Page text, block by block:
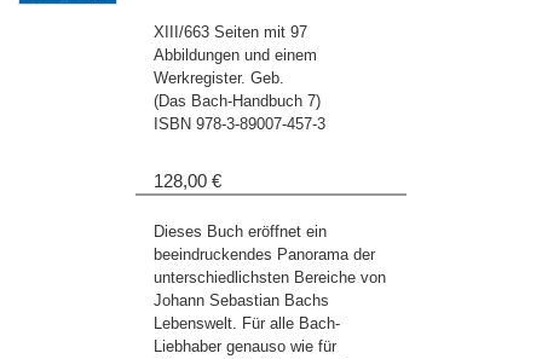
XIII/663 Seiten mit 97
Abbildungen und einem
Werkregister. Geb.
(Das Bach-Handbuch 7)
ISBN 978-3-89007-457-3
128,00 €
Dieses Buch eröffnet ein
beeindruckendes Panorama der
unterschiedlichsten Bereiche von
Johann Sebastian Bachs
Lebenswelt. Für alle Bach-
Liebhaber genauso wie für